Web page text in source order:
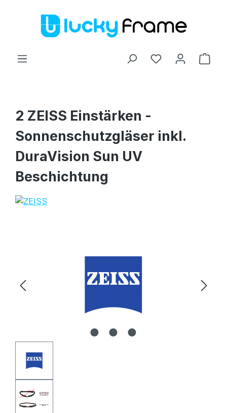
Zum Hauptinhalt springen
2 ZEISS Einstärken -
Sonnenschutzgläser inkl.
DuraVision Sun UV
Beschichtung